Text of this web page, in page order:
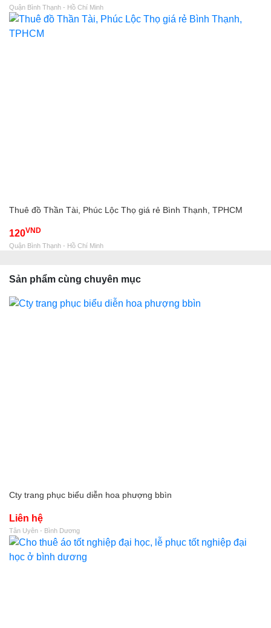
Quận Bình Thạnh - Hồ Chí Minh
Thuê đồ Thần Tài, Phúc Lộc Thọ giá rẻ Bình Thạnh, TPHCM
120VND
Quận Bình Thạnh - Hồ Chí Minh
Sản phẩm cùng chuyên mục
Cty trang phục biểu diễn hoa phượng bbìn
Liên hệ
Tân Uyên - Bình Dương